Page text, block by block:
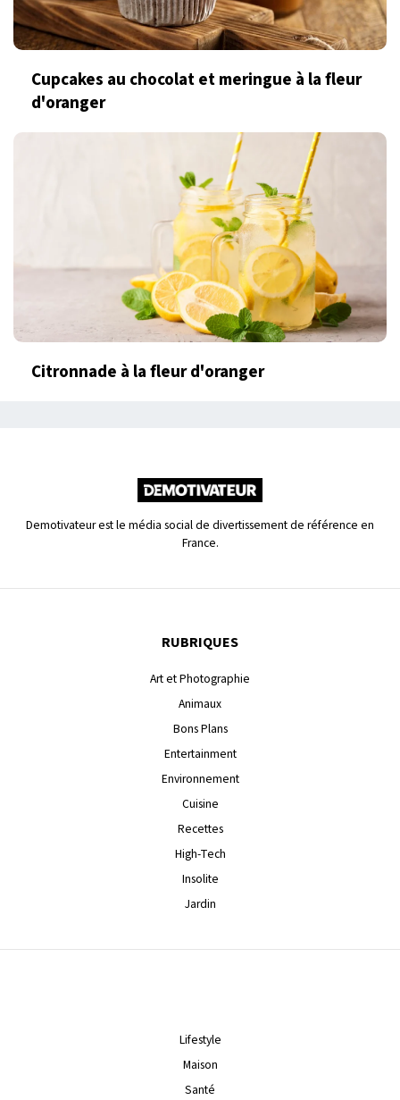
Cupcakes au chocolat et meringue à la fleur
d'oranger
Citronnade à la fleur d'oranger
Demotivateur est le média social de divertissement de référence en
France.
RUBRIQUES
Art et Photographie
Animaux
Bons Plans
Entertainment
Environnement
Cuisine
Recettes
High-Tech
Insolite
Jardin
Lifestyle
Maison
Santé